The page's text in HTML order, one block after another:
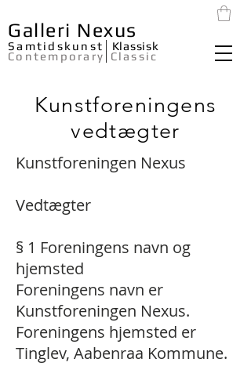
Galleri Nexus
Samtidskunst Klassisk
Contemporary Classic
Kunstforeningens
vedtægter
Kunstforeningen Nexus
Vedtægter
§ 1 Foreningens navn og
hjemsted
Foreningens navn er
Kunstforeningen Nexus.
Foreningens hjemsted er
Tinglev, Aabenraa Kommune.